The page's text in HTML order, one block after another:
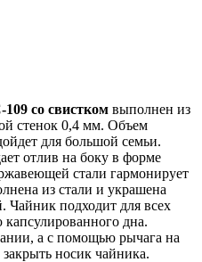
со свистком выполнен из
стенок 0,4 мм. Объем
для большой семьи.
отлив на боку в форме
стали гармонирует
из стали и украшена
Чайник подходит для всех
дна.
а с помощью рычага на
носик чайника.